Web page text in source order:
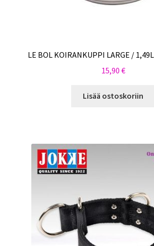
LE BOL KOIRANKUPPI LARGE /
15,90 €
Lisää ostoskoriin